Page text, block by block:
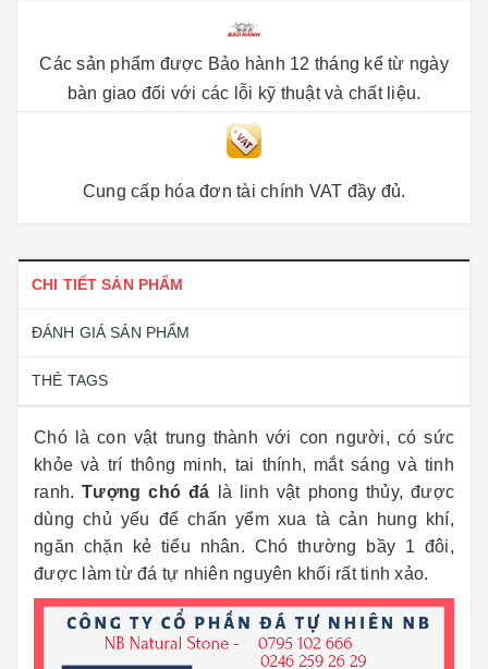
Các sản phẩm được Bảo hành 12 tháng kể từ ngày
bàn giao đối với các lỗi kỹ thuật và chất liệu.
Cung cấp hóa đơn tài chính VAT đầy đủ.
CHI TIẾT SẢN PHẨM
ĐÁNH GIÁ SẢN PHẨM
THẺ TAGS
Chó là con vật trung thành với con người, có sức
khỏe và trí thông minh, tai thính, mắt sáng và tinh
ranh.Tượng chó đá là linh vật phong thủy, được
dùng chủ yếu để chấn yểm xua tà cản hung khí,
ngăn chặn kẻ tiểu nhân. Chó thường bầy 1 đôi,
được làm từ đá tự nhiên nguyên khối rất tinh xảo.